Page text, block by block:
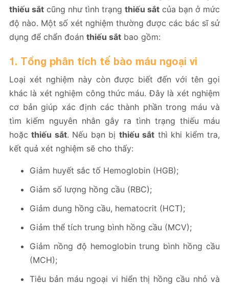
thiếu sắt cũng như tình trạng thiếu sắt của bạn ở mức
độ nào. Một số xét nghiệm thường được các bác sĩ sử
dụng để chẩn đoán thiếu sắt bao gồm:
1. Tổng phân tích tế bào máu ngoại vi
Loại xét nghiệm này còn được biết đến với tên gọi
khác là xét nghiệm công thức máu. Đây là xét nghiệm
cơ bản giúp xác định các thành phần trong máu và
tìm kiếm nguyên nhân gây ra tình trạng thiếu máu
hoặcthiếu sắt. Nếu bạn bị thiếu sắt thì khi kiểm tra,
kết quả xét nghiệm sẽ cho thấy:
Giảm huyết sắc tố Hemoglobin (HGB);
Giảm số lượng hồng cầu (RBC);
Giảm dung hồng cầu, hematocrit (HCT);
Giảm thể tích trung bình hồng cầu (MCV);
Giảm nồng độ hemoglobin trung bình hồng cầu
(MCH);
Tiêu bản máu ngoại vi hiển thị hồng cầu nhỏ và